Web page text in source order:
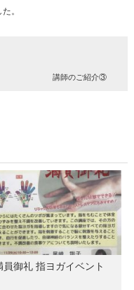
。
講師のご紹介③
員御礼 指ヨガイベント